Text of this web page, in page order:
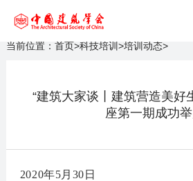
当前位置： 首页>科技培训 >培训动态>
“建筑大家谈丨建筑营造美好
座第一期成功
2020年5月30日